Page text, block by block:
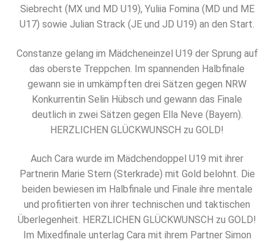
Siebrecht (MX und MD U19), Yuliia Fomina (MD und ME
U17) sowie Julian Strack (JE und JD U19) an den Start.
Constanze gelang im Mädcheneinzel U19 der Sprung auf
das oberste Treppchen. Im spannenden Halbfinale
gewann sie in umkämpften drei Sätzen gegen NRW
Konkurrentin Selin Hübsch und gewann das Finale
deutlich in zwei Sätzen gegen Ella Neve (Bayern).
HERZLICHEN GLÜCKWUNSCH zu GOLD!
Auch Cara wurde im Mädchendoppel U19 mit ihrer
Partnerin Marie Stern (Sterkrade) mit Gold belohnt. Die
beiden bewiesen im Halbfinale und Finale ihre mentale
und profitierten von ihrer technischen und taktischen
Überlegenheit. HERZLICHEN GLÜCKWUNSCH zu GOLD!
Im Mixedfinale unterlag Cara mit ihrem Partner Simon